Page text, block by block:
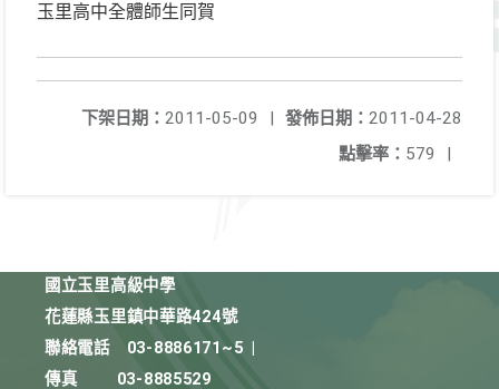
玉里高中全體師生同賀
發佈日期： 2011-04-28
下架日期： 2011-05-09
|
點擊率： 579 |
國立玉里高級中學
花蓮縣玉里鎮中華路424號
聯絡電話
03-8886171~5
傳真
03-8885529